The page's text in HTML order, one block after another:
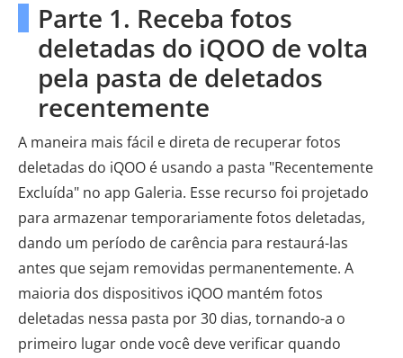
Parte 1. Receba fotos
deletadas do iQOO de volta
pela pasta de deletados
recentemente
A maneira mais fácil e direta de recuperar fotos
deletadas do iQOO é usando a pasta "Recentemente
Excluída" no app Galeria. Esse recurso foi projetado
para armazenar temporariamente fotos deletadas,
dando um período de carência para restaurá-las
antes que sejam removidas permanentemente. A
maioria dos dispositivos iQOO mantém fotos
deletadas nessa pasta por 30 dias, tornando-a o
primeiro lugar onde você deve verificar quando